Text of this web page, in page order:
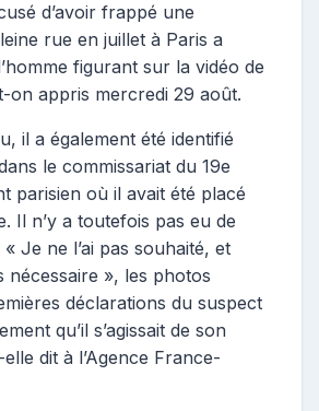
d’avoir frappé une
rue en juillet à Paris a
figurant sur la vidéo de
on appris mercredi 29 août.
il a également été identifié
le commissariat du 19e
parisien où il avait été placé
Il n’y a toutefois pas eu de
Je ne l’ai pas souhaité, et
nécessaire », les photos
déclarations du suspect
qu’il s’agissait de son
dit à l’Agence France-